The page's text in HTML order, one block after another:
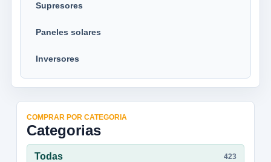
Supresores
Paneles solares
Inversores
COMPRAR POR CATEGORIA
Categorias
Todas 423